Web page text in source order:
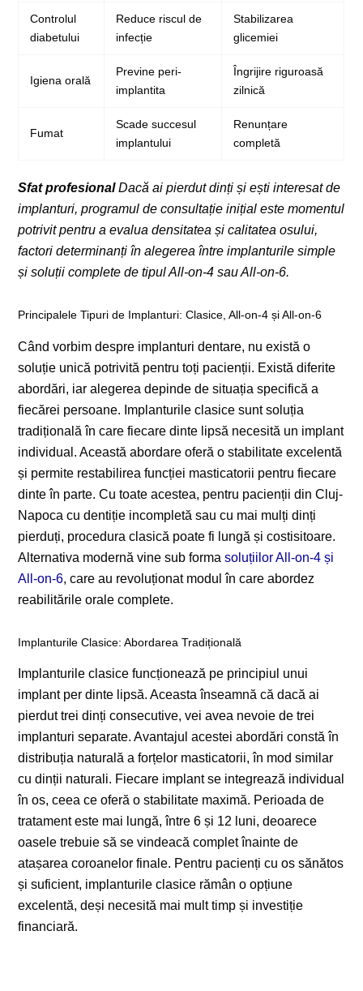
Controlul
diabetului
Reduce riscul de
infecție
Stabilizarea
glicemiei
Igiena orală
Previne peri-
implantita
Îngrijire riguroasă
zilnică
Fumat
Scade succesul
implantului
Renunțare
completă
Sfat profesional Dacă ai pierdut dinți și ești interesat de
implanturi, programul de consultație inițial este momentul
potrivit pentru a evalua densitatea și calitatea osului,
factori determinanți în alegerea între implanturile simple
și soluții complete de tipul All-on-4 sau All-on-6.
Principalele Tipuri de Implanturi: Clasice, All-on-4 și All-on-6
Când vorbim despre implanturi dentare, nu există o
soluție unică potrivită pentru toți pacienții. Există diferite
abordări, iar alegerea depinde de situația specifică a
fiecărei persoane. Implanturile clasice sunt soluția
tradițională în care fiecare dinte lipsă necesită un implant
individual. Această abordare oferă o stabilitate excelentă
și permite restabilirea funcției masticatorii pentru fiecare
dinte în parte. Cu toate acestea, pentru pacienții din Cluj-
Napoca cu dentiție incompletă sau cu mai mulți dinți
pierduți, procedura clasică poate fi lungă și costisitoare.
Alternativa modernă vine sub formasoluțiilor All-on-4 și
All-on-6, care au revoluționat modul în care abordez
reabilitările orale complete.
Implanturile Clasice: Abordarea Tradițională
Implanturile clasice funcționează pe principiul unui
implant per dinte lipsă. Aceasta înseamnă că dacă ai
pierdut trei dinți consecutive, vei avea nevoie de trei
implanturi separate. Avantajul acestei abordări constă în
distribuția naturală a forțelor masticatorii, în mod similar
cu dinții naturali. Fiecare implant se integrează individual
în os, ceea ce oferă o stabilitate maximă. Perioada de
tratament este mai lungă, între 6 și 12 luni, deoarece
oasele trebuie să se vindeacă complet înainte de
atașarea coroanelor finale. Pentru pacienți cu os sănătos
și suficient, implanturile clasice rămân o opțiune
excelentă, deși necesită mai mult timp și investiție
financiară.